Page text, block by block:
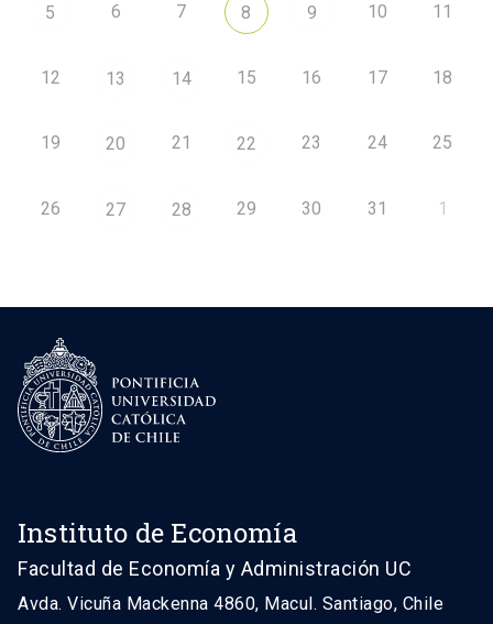
5 6 7 8 9 10 11
12 13 14 15 16 17 18
19 20 21 22 23 24 25
26 27 28 29 30 31 1
Instituto de Economía
Facultad de Economía y Administración UC
Avda. Vicuña Mackenna 4860, Macul. Santiago, Chile